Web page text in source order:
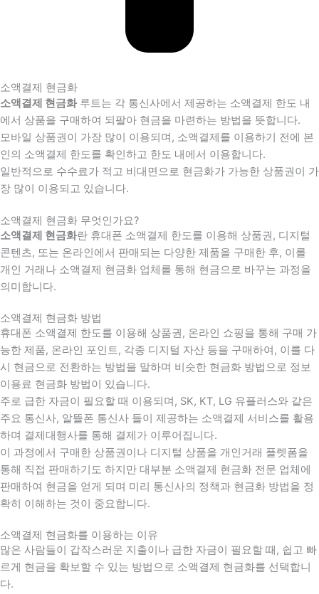
소액결제 현금화
소액결제 현금화루트는 각 통신사에서 제공하는 소액결제 한도 내
에서 상품을 구매하여 되팔아 현금을 마련하는 방법을 뜻합니다.
모바일 상품권이 가장 많이 이용되며, 소액결제를 이용하기 전에 본
인의 소액결제 한도를 확인하고 한도 내에서 이용합니다.
일반적으로 수수료가 적고 비대면으로 현금화가 가능한 상품권이 가
장 많이 이용되고 있습니다.
소액결제 현금화 무엇인가요?
소액결제 현금화란 휴대폰 소액결제 한도를 이용해 상품권, 디지털
콘텐츠, 또는 온라인에서 판매되는 다양한 제품을 구매한 후, 이를
개인 거래나 소액결제 현금화 업체를 통해 현금으로 바꾸는 과정을
의미합니다.
소액결제 현금화 방법
휴대폰 소액결제 한도를 이용해 상품권, 온라인 쇼핑을 통해 구매 가
능한 제품, 온라인 포인트, 각종 디지털 자산 등을 구매하여, 이를 다
시 현금으로 전환하는 방법을 말하며 비슷한 현금화 방법으로 정보
이용료 현금화 방법이 있습니다.
주로 급한 자금이 필요할 때 이용되며, SK, KT, LG 유플러스와 같은
주요 통신사, 알뜰폰 통신사 들이 제공하는 소액결제 서비스를 활용
하며 결제대행사를 통해 결제가 이루어집니다.
이 과정에서 구매한 상품권이나 디지털 상품을 개인거래 플렛폼을
통해 직접 판매하기도 하지만 대부분 소액결제 현금화 전문 업체에
판매하여 현금을 얻게 되며 미리 통신사의 정책과 현금화 방법을 정
확히 이해하는 것이 중요합니다.
소액결제 현금화를 이용하는 이유
많은 사람들이 갑작스러운 지출이나 급한 자금이 필요할 때 , 쉽고 빠
르게 현금을 확보할 수 있는 방법으로 소액결제 현금화를 선택합니
다.